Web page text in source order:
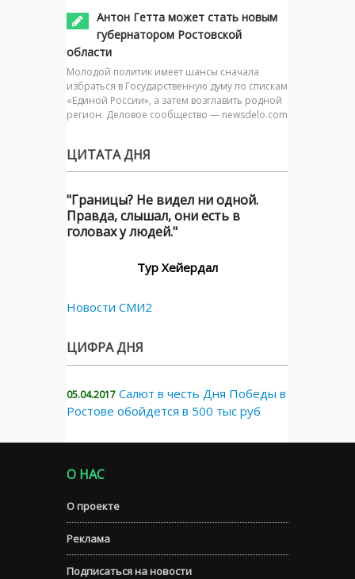
Антон Гетта может стать новым
губернатором Ростовской
области
Молодой политик имеет шансы сначала
избраться в Государственную думу по спискам
«Единой России», а затем возглавить родной
регион. Деловое сообщество — newsdelo.com
ЦИТАТА ДНЯ
"Границы? Не видел ни одной.
Правда, слышал, они есть в
головах у людей."
Тур Хейердал
Новости СМИ2
ЦИФРА ДНЯ
05.04.2017 Салют в честь Дня Победы в
Ростове обойдется в 500 тыс руб
О НАС
О проекте
Реклама
Подписаться на новости